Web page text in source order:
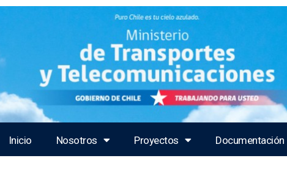
Inicio Nosotros Proyectos Documentación